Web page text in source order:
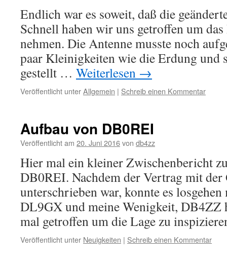
Endlich war es soweit, daß die
Schnell haben wir uns getroffen um
nehmen. Die Antenne musste noch
paar Kleinigkeiten wie die Erdung und
gestellt … Weiterlesen →
Veröffentlicht unterAllgemein | Schreib einen Kommentar
Aufbau von DB0REI
Veröffentlicht am 20. Juni 2016von db4zz
Hier mal ein kleiner Zwischenbericht
DB0REI. Nachdem der Vertrag mit der
unterschrieben war, konnte es
DL9GX und meine Wenigkeit, DB4ZZ
mal getroffen um die Lage zu
Veröffentlicht unter Neuigkeiten | Schreib einen Kommentar